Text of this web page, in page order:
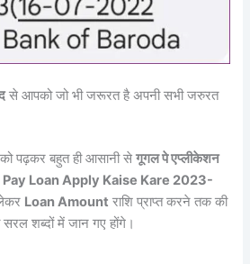
से आपको जो भी जरूरत है अपनी सभी जरुरत
पढ़कर बहुत ही आसानी सेगूगल पे एप्लीकेशन
Loan Apply Kaise Kare 2023-
Loan Amount राशि प्राप्त करने तक की
सरल शब्दों में जान गए होंगे।